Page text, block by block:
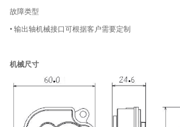
故障类型
• 输出轴机械接口可根据客户需要定制
机械尺寸